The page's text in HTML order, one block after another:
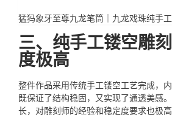
猛犸象牙至尊九龙笔筒｜九龙戏珠纯手
三、纯手工镂空雕
度极高
整件作品采用传统手工镂空工艺完成，内
既保证了结构稳固，又实现了通透美感
长，对雕刻师的经验和稳定度要求也极